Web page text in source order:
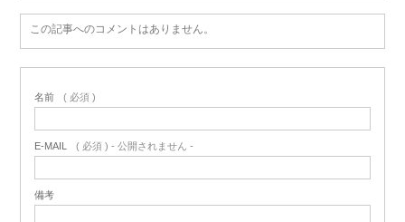
この記事へのコメントはありません。
名前 ( 必須 )
E-MAIL ( 必須 ) - 公開されません -
備考